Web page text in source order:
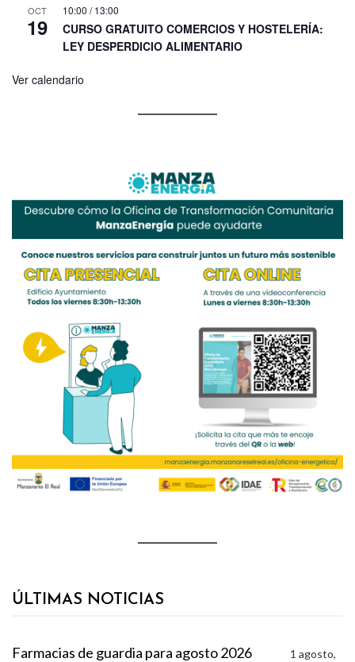
OCT
19
10:00 /13:00
CURSO GRATUITO COMERCIOS Y HOSTELERÍA:
LEY DESPERDICIO ALIMENTARIO
Ver calendario
ÚLTIMAS NOTICIAS
Farmacias de guardia para agosto 2026
1 agosto,